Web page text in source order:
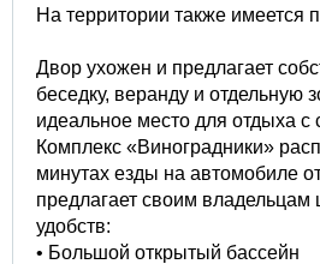
На территории также имеется
Двор ухожен и предлагает
беседку, веранду и отдельную
идеальное место для отдыха с
Комплекс «Виноградники»
минутах езды на автомобиле
предлагает своим владельцам
удобств:
• Большой открытый бассейн